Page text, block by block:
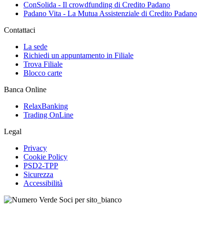
ConSolida - Il crowdfunding di Credito Padano
Padano Vita - La Mutua Assistenziale di Credito Padano
Contattaci
La sede
Richiedi un appuntamento in Filiale
Trova Filiale
Blocco carte
Banca Online
RelaxBanking
Trading OnLine
Legal
Privacy
Cookie Policy
PSD2-TPP
Sicurezza
Accessibilità